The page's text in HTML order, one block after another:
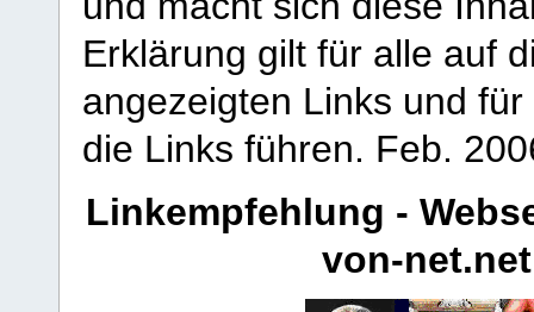
Erklärung gilt für alle auf
angezeigten Links und
die Links führen. Feb.
Linkempfehlung -
von-net.net